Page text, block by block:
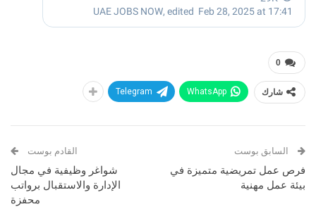
0
شارك WhatsApp
Telegram
السابق بوست
فرص عمل تمريضية متميزة في
بيئة عمل مهنية
القادم بوست
شواغر وظيفية في مجال
الإدارة والاستقبال برواتب
محفزة